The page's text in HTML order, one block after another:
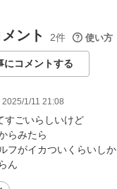
ント 2件 使い方
にコメントする
2025/1/11 21:08
すごいらしいけど
らみたら
フがイカついくらいしか
ん